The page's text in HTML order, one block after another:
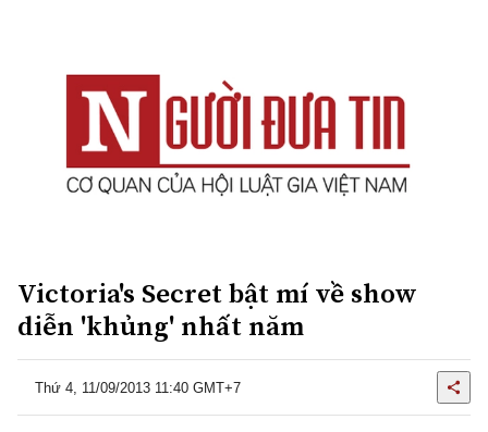
Victoria's Secret bật mí về show
diễn 'khủng' nhất năm
Thứ 4, 11/09/2013 11:40 GMT+7